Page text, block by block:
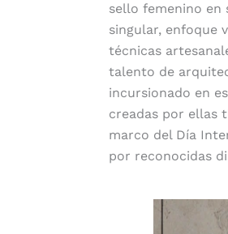
sello femenino en
singular, enfoque
técnicas
talento de
incursionado en
creadas por ellas
marco del Día
por reconocidas